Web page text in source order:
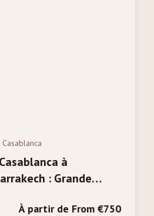
Casablanca
à
: Grande
À partir de From €750